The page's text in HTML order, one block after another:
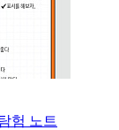
험 노트